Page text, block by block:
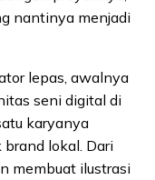
nantinya menjadi
lepas, awalnya
seni digital di
karyanya
lokal. Dari
membuat ilustrasi